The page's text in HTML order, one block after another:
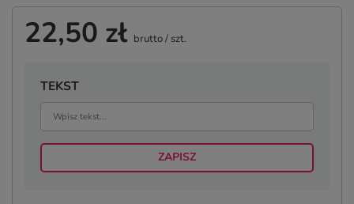
22,50 zł brutto/ szt.
TEKST
ZAPISZ